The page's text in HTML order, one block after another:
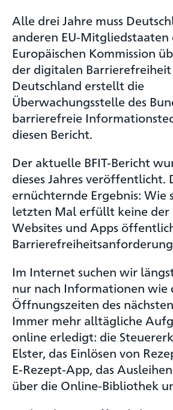
Alle drei Jahre muss
anderen EU-Mitgliedstaaten
Europäischen Kommission
der digitalen
Deutschland erstellt die
Überwachungsstelle des
barrierefreie
diesen Bericht.
Der aktuelle BFIT-Bericht
dieses Jahres veröffentlicht.
ernüchternde Ergebnis: Wie
letzten Mal erfüllt keine
Websites und Apps
Im Internet suchen wir
nur nach Informationen wie
Öffnungszeiten des
Immer mehr alltägliche
online erledigt: die
Elster, das Einlösen von
E-Rezept-App, das
über die Online-Bibliothek